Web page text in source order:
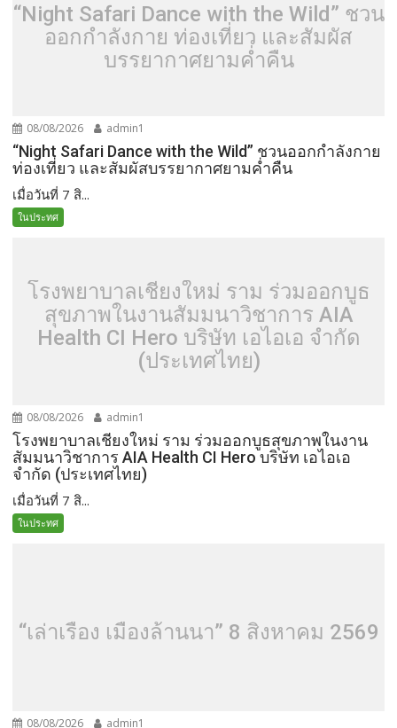
“Night Safari Dance with the Wild” ชวน
ออกกำลังกาย ท่องเที่ยว และสัมผัส
บรรยากาศยามค่ำคืน
08/08/2026 admin1
“Night Safari Dance with the Wild” ชวนออกกำลังกาย
ท่องเที่ยว และสัมผัสบรรยากาศยามค่ำคืน
เมื่อวันที่ 7 สิ...
ในประทศ
โรงพยาบาลเชียงใหม่ ราม ร่วมออกบูธ
สุขภาพในงานสัมมนาวิชาการ AIA
Health CI Hero บริษัท เอไอเอ จำกัด
(ประเทศไทย)
08/08/2026 admin1
โรงพยาบาลเชียงใหม่ ราม ร่วมออกบูธสุขภาพในงาน
สัมมนาวิชาการ AIA Health CI Hero บริษัท เอไอเอ
จำกัด (ประเทศไทย)
เมื่อวันที่ 7 สิ...
ในประทศ
“เล่าเรื่อง เมืองล้านนา” 8 สิงหาคม 2569
08/08/2026 admin1